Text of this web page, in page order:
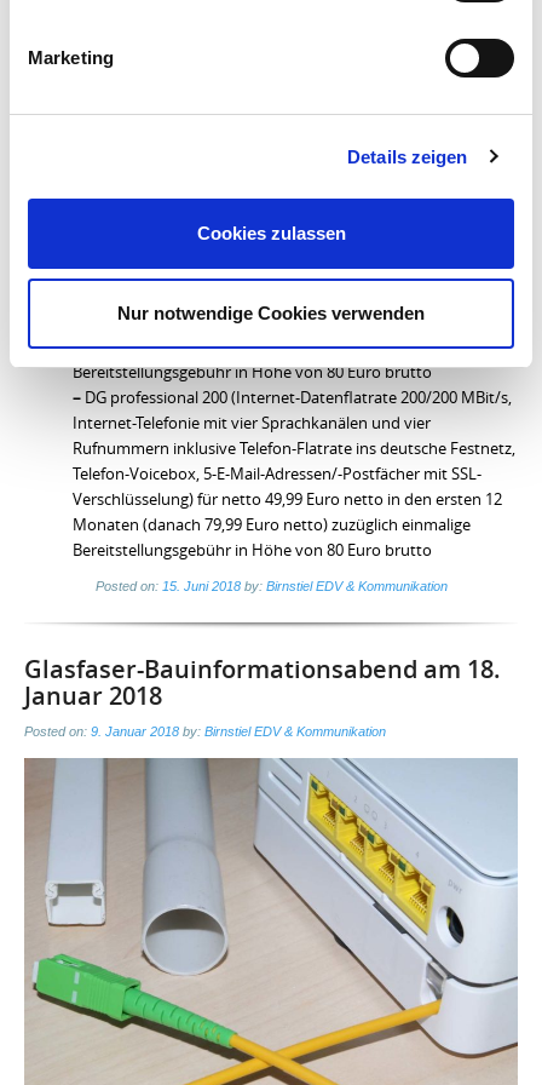
Marketing
Details zeigen
Cookies zulassen
Nur notwendige Cookies verwenden
einmalige Bereitstellungsgebühr in Höhe von 99,99 Euro –
bis 4.6. gab es die zwei Einsteiger-Business-Tarife, die jetzt
nicht mehr angeboten werden
Internet-Telefonie mit zwei Sprachkanälen und zwei
Rufnummern inklusive Telefon-Flatrate ins deutsche Festnetz,
Verschlüsselung) für netto 49,99 Euro netto in den ersten 12
Monaten (danach 59,99 Euro netto) zuzüglich einmalige
Bereitstellungsgebühr in Höhe von 80 Euro brutto
– DG professional 200 (Internet-Datenflatrate 200/200 MBit/s,
Internet-Telefonie mit vier Sprachkanälen und vier
Rufnummern inklusive Telefon-Flatrate ins deutsche Festnetz,
Telefon-Voicebox, 5-E-Mail-Adressen/-Postfächer mit SSL-
Verschlüsselung) für netto 49,99 Euro netto in den ersten 12
Monaten (danach 79,99 Euro netto) zuzüglich einmalige
Bereitstellungsgebühr in Höhe von 80 Euro brutto
Posted on: 15. Juni 2018by: Birnstiel EDV & Kommunikation
Glasfaser-Bauinformationsabend am 18.
Januar 2018
Posted on: 9. Januar 2018 by: Birnstiel EDV & Kommunikation